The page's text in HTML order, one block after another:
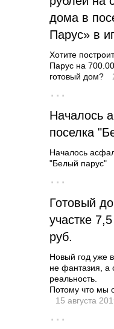
дома в
Парус» в
Хотите
Парус на
готовый дом?
···
Началось
поселка
Началось
"Белый парус"
···
Готовый
участке
руб.
Новый год уже
не фантазия, а
реальность.
Потому что
15 августа
···